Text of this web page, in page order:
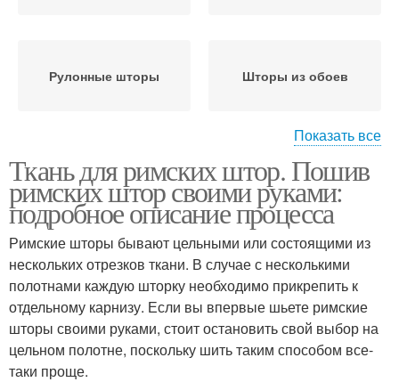
Рулонные шторы Шторы из обоев
и
Показать все
Ткань для римских штор. Пошив
римских штор своими руками:
подробное описание процесса
Римские шторы бывают цельными или состоящими из
нескольких отрезков ткани. В случае с несколькими
полотнами каждую шторку необходимо прикрепить к
отдельному карнизу. Если вы впервые шьете римские
шторы своими руками, стоит остановить свой выбор на
цельном полотне, поскольку шить таким способом все-
таки проще.